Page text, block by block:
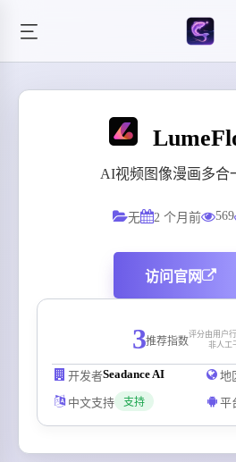
AI视频图像漫画多合
无 2 个月前 569
访问官网
3推荐指数
评分由用户行
非人工
开发者Seadance AI 地
中文支持 支持 平